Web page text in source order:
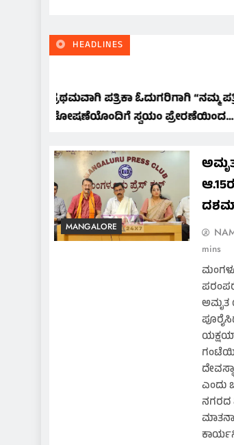
HEADLINES
ಪತ್ರಿಕಾ ಓದುಗರಿಗಾಗಿ “ನಮ್ಮ ಪತ್ರಿಕೆ
ಘೋಷಣೆಯೊಂದಿಗೆ ಸ್ವಯಂ ಪ್ರೇರಣೆಯಿಂದ
MANGALORE
mins
ಅಮೃತ
ಎಂದು
ನಗರದ